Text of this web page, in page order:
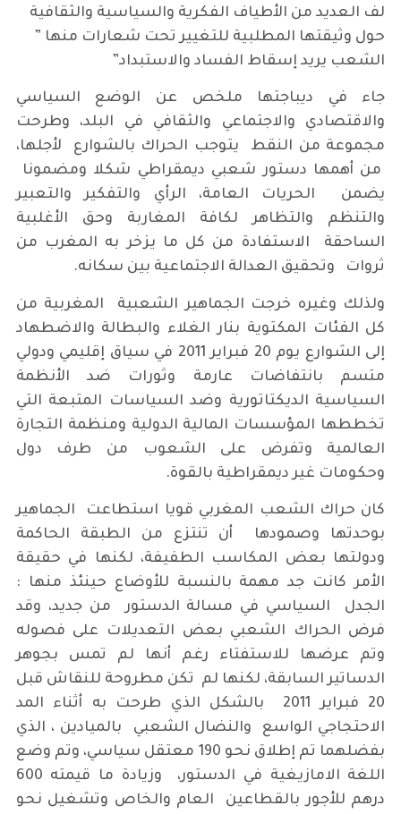
لف العديد من الأطياف الفكرية والسياسية والثقافية
حول وثيقتها المطلبية للتغيير تحت شعارات منها ”
الشعب يريد إسقاط الفساد والاستبداد”
جاء في ديباجتها ملخص عن الوضع السياسي
والاقتصادي والاجتماعي والثقافي في البلد، وطرحت
مجموعة من النقط يتوجب الحراك بالشوارع لأجلها،
من أهمها دستور شعبي ديمقراطي شكلا ومضمونا
يضمن الحريات العامة، الرأي والتفكير والتعبير
والتنظم والتظاهر لكافة المغاربة وحق الأغلبية
الساحقة الاستفادة من كل ما يزخر به المغرب من
ثروات وتحقيق العدالة الاجتماعية بين سكانه.
ولذلك وغيره خرجت الجماهير الشعبية المغربية من
كل الفئات المكتوية بنار الغلاء والبطالة والاضطهاد
إلى الشوارع يوم 20 فبراير 2011 في سياق إقليمي ودولي
متسم بانتفاضات عارمة وثورات ضد الأنظمة
السياسية الديكتاتورية وضد السياسات المتبعة التي
تخططها المؤسسات المالية الدولية ومنظمة التجارة
العالمية وتفرض على الشعوب من طرف دول
وحكومات غير ديمقراطية بالقوة.
كان حراك الشعب المغربي قويا استطاعت الجماهير
بوحدتها وصمودها أن تنتزع من الطبقة الحاكمة
ودولتها بعض المكاسب الطفيفة، لكنها في حقيقة
الأمر كانت جد مهمة بالنسبة للأوضاع حينئذ منها :
الجدل السياسي في مسالة الدستور من جديد، وقد
فرض الحراك الشعبي بعض التعديلات على فصوله
وتم عرضها للاستفتاء رغم أنها لم تمس بجوهر
الدساتير السابقة، لكنها لم تكن مطروحة للنقاش قبل
20 فبراير 2011 بالشكل الذي طرحت به أثناء المد
الاحتجاجي الواسع والنضال الشعبي بالميادين ، الذي
بفضلهما تم إطلاق نحو 190 معتقل سياسي، وتم وضع
اللغة الامازيغية في الدستور، وزيادة ما قيمته 600
درهم للأجور بالقطاعين العام والخاص وتشغيل نحو